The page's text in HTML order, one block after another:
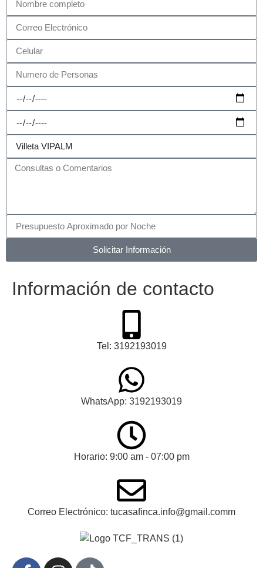
Solicitar Información
Información de contacto
Tel: 3192193019
WhatsApp: 3192193019
Horario: 9:00 am - 07:00 pm
Correo Electrónico: tucasafinca.info@gmail.comm